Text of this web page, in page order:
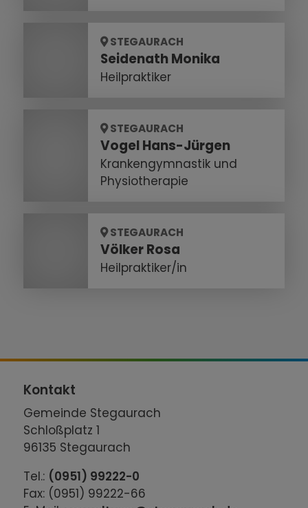
STEGAURACH
Seidenath Monika
Heilpraktiker
STEGAURACH
Vogel Hans-Jürgen
Krankengymnastik und
Physiotherapie
STEGAURACH
Völker Rosa
Heilpraktiker/in
Kontakt
Gemeinde Stegaurach
Schloßplatz 1
96135 Stegaurach
Tel.: (0951) 99222-0
Fax: (0951) 99222-66